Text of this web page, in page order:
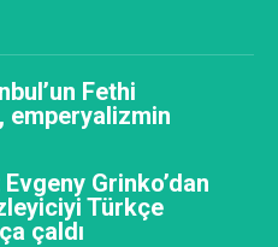
Fethi
emperyalizmin
Grinko’dan
Türkçe
çaldı